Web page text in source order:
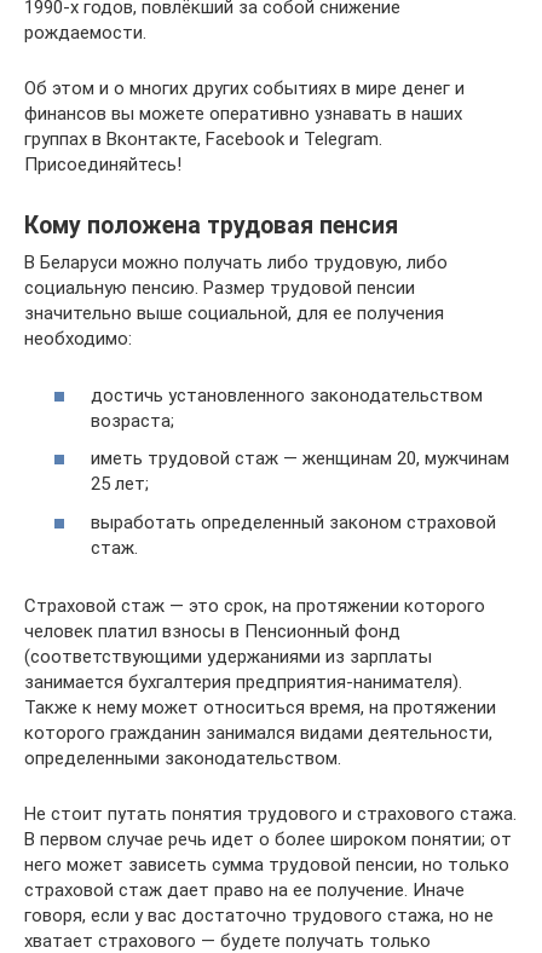
1990-х годов, повлёкший за собой снижение
рождаемости.
Об этом и о многих других событиях в мире денег и
финансов вы можете оперативно узнавать в наших
группах в Вконтакте, Facebook и Telegram.
Присоединяйтесь!
Кому положена трудовая пенсия
В Беларуси можно получать либо трудовую, либо
социальную пенсию. Размер трудовой пенсии
значительно выше социальной, для ее получения
необходимо:
достичь установленного законодательством
возраста;
иметь трудовой стаж — женщинам 20, мужчинам
25 лет;
выработать определенный законом страховой
стаж.
Страховой стаж — это срок, на протяжении которого
человек платил взносы в Пенсионный фонд
(соответствующими удержаниями из зарплаты
занимается бухгалтерия предприятия-нанимателя).
Также к нему может относиться время, на протяжении
которого гражданин занимался видами деятельности,
определенными законодательством.
Не стоит путать понятия трудового и страхового стажа.
В первом случае речь идет о более широком понятии; от
него может зависеть сумма трудовой пенсии, но только
страховой стаж дает право на ее получение. Иначе
говоря, если у вас достаточно трудового стажа, но не
хватает страхового — будете получать только